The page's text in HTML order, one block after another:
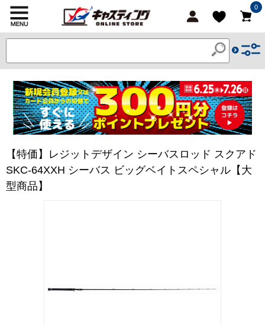
0
【特価】レジットデザイン シーバスロッド スクアド
SKC-64XXH シーバス ビッグベイトスペシャル【大
型商品】